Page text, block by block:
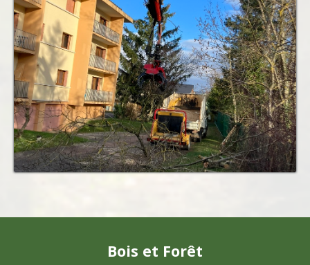
Bois et Forêt